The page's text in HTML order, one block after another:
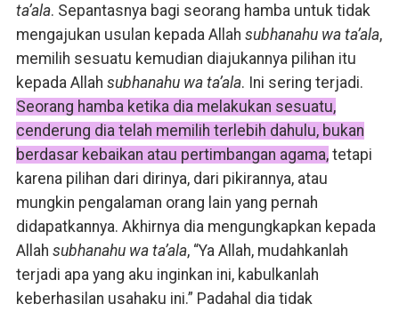
ta’ala. Sepantasnya bagi seorang hamba untuk tidak
mengajukan usulan kepada Allah subhanahu wa ta’ala,
memilih sesuatu kemudian diajukannya pilihan itu
kepada Allah subhanahu wa ta’ala. Ini sering terjadi.
Seorang hamba ketika dia melakukan sesuatu,
cenderung dia telah memilih terlebih dahulu, bukan
berdasar kebaikan atau pertimbangan agama,tetapi
karena pilihan dari dirinya, dari pikirannya, atau
mungkin pengalaman orang lain yang pernah
didapatkannya. Akhirnya dia mengungkapkan kepada
Allah subhanahu wa ta’ala, “Ya Allah, mudahkanlah
terjadi apa yang aku inginkan ini, kabulkanlah
keberhasilan usahaku ini.” Padahal dia tidak